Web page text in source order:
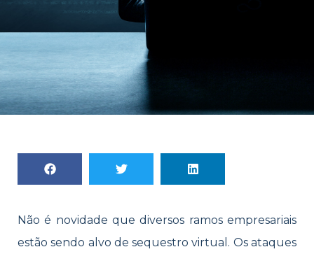
Não é novidade que diversos ramos empresariais
estão sendo alvo de sequestro virtual. Os ataques